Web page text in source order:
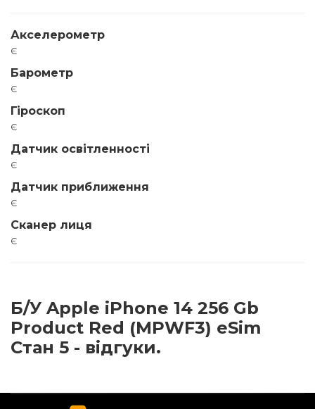
Акселерометр
є
Барометр
є
Гіроскоп
є
Датчик освітленності
є
Датчик приближення
є
Сканер лиця
є
Б/У Apple iPhone 14 256 Gb
Product Red (MPWF3) eSim
Стан 5 - відгуки.